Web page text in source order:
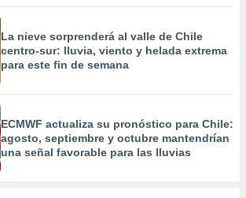
La nieve sorprenderá al valle de Chile
centro-sur: lluvia, viento y helada extrema
para este fin de semana
ECMWF actualiza su pronóstico para Chile:
agosto, septiembre y octubre mantendrían
una señal favorable para las lluvias